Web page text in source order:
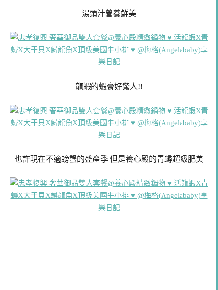
湯頭汁營養鮮美
龍蝦的蝦膏好驚人!!
也許現在不適螃蟹的盛產季.但是養心殿的青蟳超級肥美